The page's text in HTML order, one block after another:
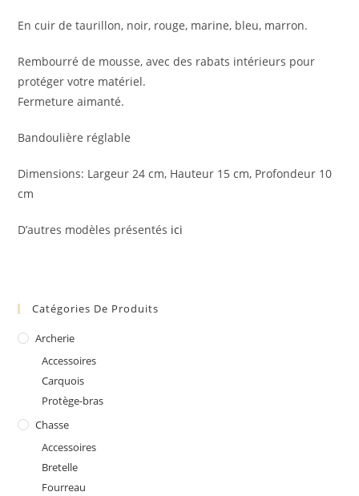
En cuir de taurillon, noir, rouge, marine, bleu, marron.
Rembourré de mousse, avec des rabats intérieurs pour
protéger votre matériel.
Fermeture aimanté.
Bandoulière réglable
Dimensions: Largeur 24 cm, Hauteur 15 cm, Profondeur 10
cm
D’autres modèles présentés ici
Catégories De Produits
Archerie
Accessoires
Carquois
Protège-bras
Chasse
Accessoires
Bretelle
Fourreau